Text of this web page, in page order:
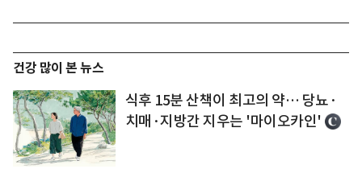
건강 많이 본 뉴스
식후 15분 산책이 최고의 약… 당뇨·
치매·지방간 지우는 '마이오카인'